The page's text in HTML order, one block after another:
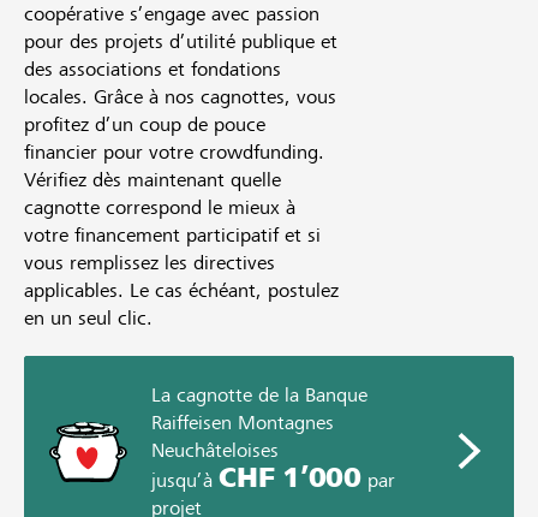
coopérative s’engage avec passion
pour des projets d’utilité publique et
des associations et fondations
locales. Grâce à nos cagnottes, vous
profitez d’un coup de pouce
financier pour votre crowdfunding.
Vérifiez dès maintenant quelle
cagnotte correspond le mieux à
votre financement participatif et si
vous remplissez les directives
applicables. Le cas échéant, postulez
en un seul clic.
La cagnotte de la Banque
Raiffeisen Montagnes
Neuchâteloises
jusqu’à CHF 1’000par
projet